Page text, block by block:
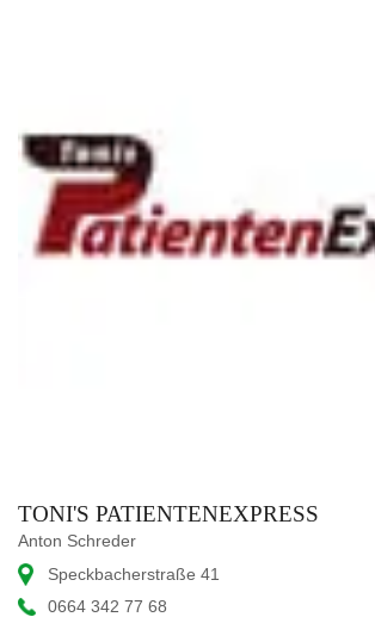
TONI'S PATIENTENEXPRESS
Anton Schreder
Speckbacherstraße 41
0664 342 77 68